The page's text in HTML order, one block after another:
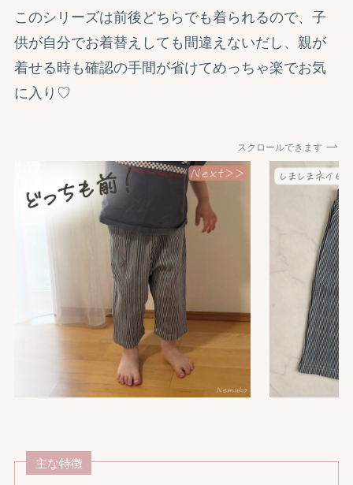
このシリーズは前後どちらでも着られるので、子
供が自分でお着替えしても間違えないだし、親が
着せる時も確認の手間が省けてめっちゃ楽でお気
に入り♡
スクロールできます
主な特徴